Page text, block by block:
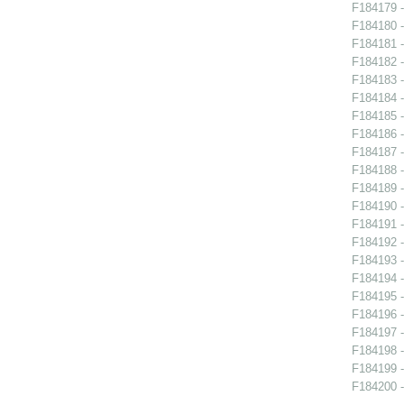
F184179
F184180
F184181
F184182
F184183
F184184
F184185
F184186
F184187
F184188
F184189
F184190
F184191
F184192
F184193
F184194
F184195
F184196
F184197
F184198
F184199
F184200